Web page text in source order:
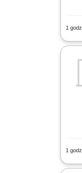
1 godz.
1 godz.